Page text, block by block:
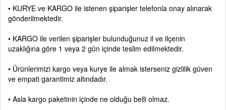
• KURYE ve KARGO ile istenen şiparişler telefonla onay alınarak
gönderilmektedir.
• KARGO ile verilen şiparişler bulunduğunuz il ve ilçenin
uzaklığına göre 1 veya 2 gün içinde teslim edilmektedir.
• Ürünlerimizi kargo veya kurye ile almak isterseniz gizlilik güven
ve empati garantimiz altındadır.
• Asla kargo paketinin içinde ne olduğu belli olmaz.